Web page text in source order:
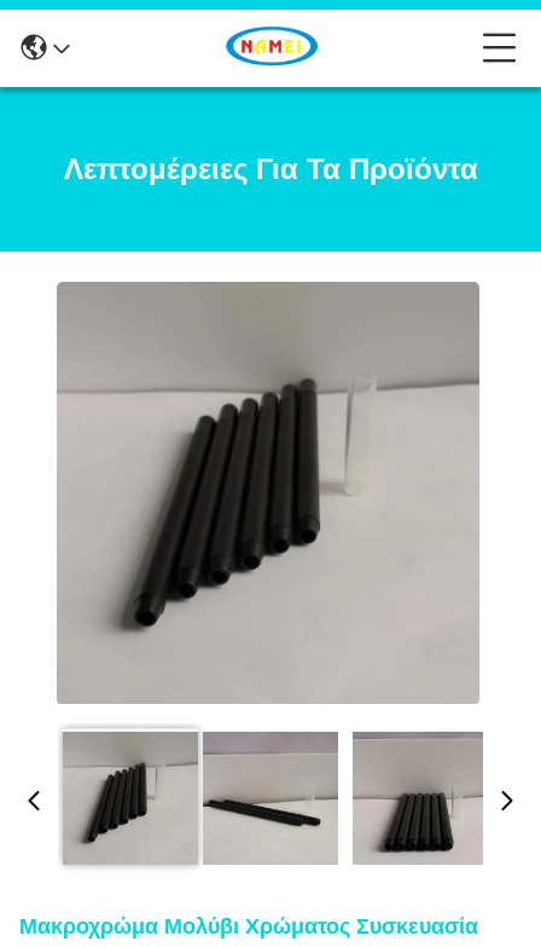
Λεπτομέρειες Για Τα Προϊόντα
Μακροχρώμα Μολύβι Χρώματος Συσκευασία